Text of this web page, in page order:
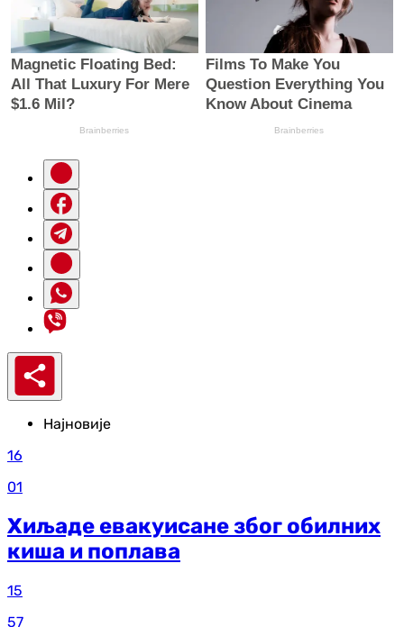
Најновије
16
01
Хиљаде евакуисане због обилних
киша и поплава
15
57